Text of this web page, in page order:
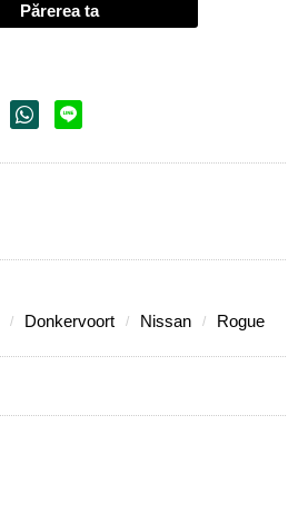
Părerea ta
Donkervoort Nissan Rogue